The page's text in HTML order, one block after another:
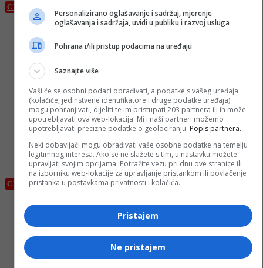
CD
CD
CENTRALNI DNEVNIK 12. 05. 2018.
Personalizirano oglašavanje i sadržaj, mjerenje
oglašavanja i sadržaja, uvidi u publiku i razvoj usluga
Pohrana i/ili pristup podacima na uređaju
Saznajte više
Vaši će se osobni podaci obrađivati, a podatke s vašeg uređaja
(kolačiće, jedinstvene identifikatore i druge podatke uređaja)
mogu pohranjivati, dijeliti te im pristupati 203 partnera ili ih može
upotrebljavati ova web-lokacija. Mi i naši partneri možemo
upotrebljavati precizne podatke o geolociranju. Popis partnera.
Neki dobavljači mogu obrađivati vaše osobne podatke na temelju
legitimnog interesa. Ako se ne slažete s tim, u nastavku možete
upravljati svojim opcijama. Potražite vezu pri dnu ove stranice ili
na izborniku web-lokacije za upravljanje pristankom ili povlačenje
pristanka u postavkama privatnosti i kolačića.
Pristajem
Ne pristajem